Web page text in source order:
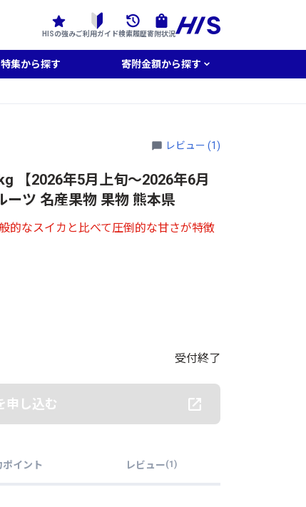
HISの強みご利用ガイド検索履歴寄附状況
特集から探す 寄附金額から探す
レビュー (1)
【2026年5月上旬～2026年6月
ーツ 名産果物 果物 熊本県
的なスイカと比べて圧倒的な甘さが特徴
受付終了
申し込む
ポイント レビュー(1 )